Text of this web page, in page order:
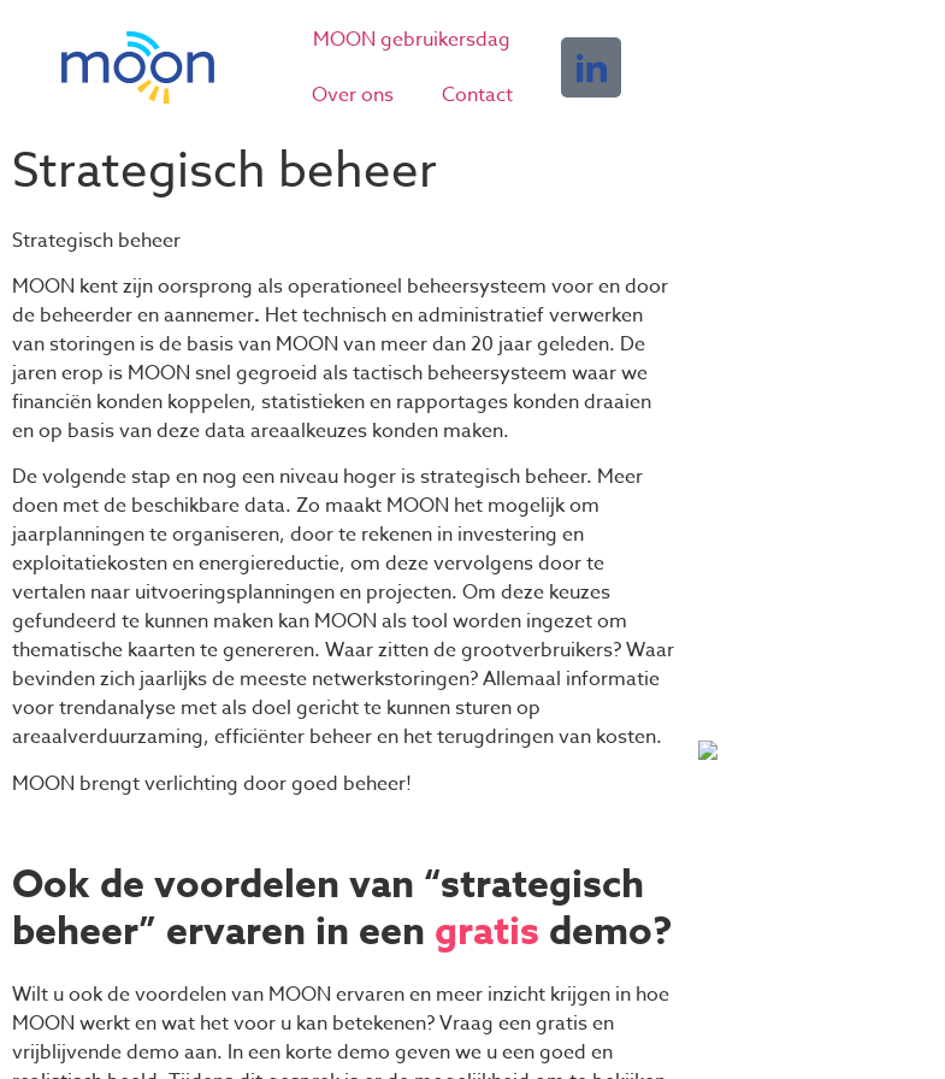
MOON gebruikersdag
Over ons
Contact
Strategisch beheer
Strategisch beheer
MOON kent zijn oorsprong als operationeel beheersysteem voor en door
de beheerder en aannemer. Het technisch en administratief verwerken
van storingen is de basis van MOON van meer dan 20 jaar geleden. De
jaren erop is MOON snel gegroeid als tactisch beheersysteem waar we
financiën konden koppelen, statistieken en rapportages konden draaien
en op basis van deze data areaalkeuzes konden maken.
De volgende stap en nog een niveau hoger is strategisch beheer. Meer
doen met de beschikbare data. Zo maakt MOON het mogelijk om
jaarplanningen te organiseren, door te rekenen in investering en
exploitatiekosten en energiereductie, om deze vervolgens door te
vertalen naar uitvoeringsplanningen en projecten. Om deze keuzes
gefundeerd te kunnen maken kan MOON als tool worden ingezet om
thematische kaarten te genereren. Waar zitten de grootverbruikers? Waar
bevinden zich jaarlijks de meeste netwerkstoringen? Allemaal informatie
voor trendanalyse met als doel gericht te kunnen sturen op
areaalverduurzaming, efficiënter beheer en het terugdringen van kosten.
MOON brengt verlichting door goed beheer!
Ook de voordelen van “strategisch
beheer” ervaren in een gratis demo?
Wilt u ook de voordelen van MOON ervaren en meer inzicht krijgen in hoe
MOON werkt en wat het voor u kan betekenen? Vraag een gratis en
vrijblijvende demo aan. In een korte demo geven we u een goed en